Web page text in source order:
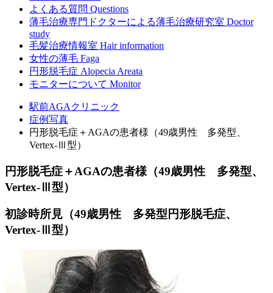
よくある質問 Questions
薄毛治療専門ドクターによる薄毛治療研究室 Doctor
study
毛髪治療情報室 Hair information
女性の薄毛 Faga
円形脱毛症 Alopecia Areata
モニターについて Monitor
駅前AGAクリニック
症例写真
円形脱毛症＋AGAの患者様（49歳男性 多発型、
Vertex-Ⅲ型）
円形脱毛症＋AGAの患者様（49歳男性 多発型、
Vertex-Ⅲ型）
初診時所見（49歳男性 多発型円形脱毛症、
Vertex-Ⅲ型）